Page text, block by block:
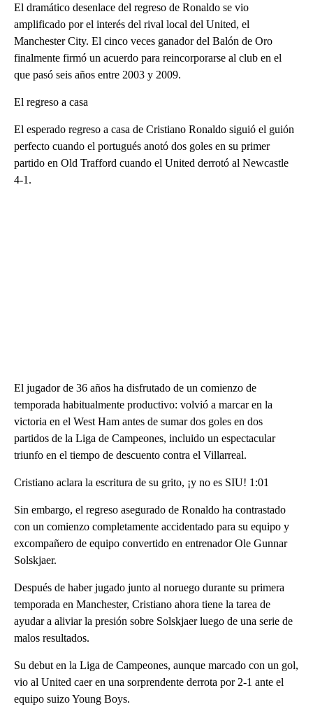
El dramático desenlace del regreso de Ronaldo se vio
amplificado por el interés del rival local del United, el
Manchester City. El cinco veces ganador del Balón de Oro
finalmente firmó un acuerdo para reincorporarse al club en el
que pasó seis años entre 2003 y 2009.
El regreso a casa
El esperado regreso a casa de Cristiano Ronaldo siguió el guión
perfecto cuando el portugués anotó dos goles en su primer
partido en Old Trafford cuando el United derrotó al Newcastle
4-1.
El jugador de 36 años ha disfrutado de un comienzo de
temporada habitualmente productivo: volvió a marcar en la
victoria en el West Ham antes de sumar dos goles en dos
partidos de la Liga de Campeones, incluido un espectacular
triunfo en el tiempo de descuento contra el Villarreal.
Cristiano aclara la escritura de su grito, ¡y no es SIU! 1:01
Sin embargo, el regreso asegurado de Ronaldo ha contrastado
con un comienzo completamente accidentado para su equipo y
excompañero de equipo convertido en entrenador Ole Gunnar
Solskjaer.
Después de haber jugado junto al noruego durante su primera
temporada en Manchester, Cristiano ahora tiene la tarea de
ayudar a aliviar la presión sobre Solskjaer luego de una serie de
malos resultados.
Su debut en la Liga de Campeones, aunque marcado con un gol,
vio al United caer en una sorprendente derrota por 2-1 ante el
equipo suizo Young Boys.